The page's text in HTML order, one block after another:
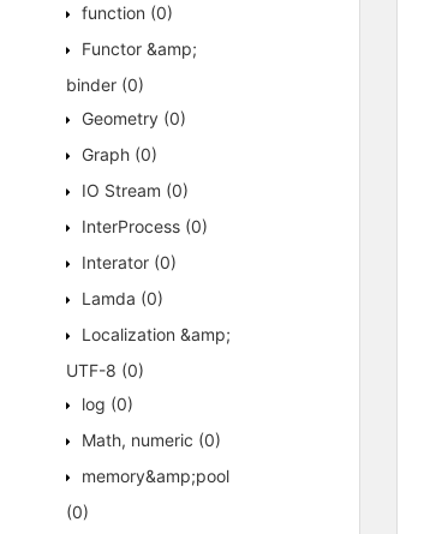
function (0)
Functor &amp;
binder (0)
Geometry (0)
Graph (0)
IO Stream (0)
InterProcess (0)
Interator (0)
Lamda (0)
Localization &amp;
UTF-8 (0)
log (0)
Math, numeric (0)
memory&amp;pool
(0)